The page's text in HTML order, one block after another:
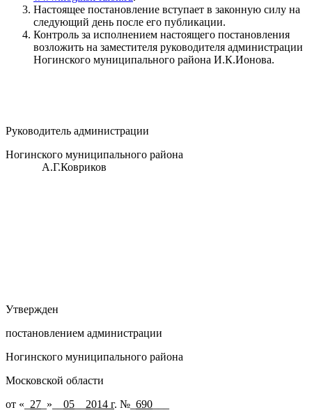
Настоящее постановление вступает в законную силу на
следующий день после его публикации.
Контроль за исполнением настоящего постановления
возложить на заместителя руководителя администрации
Ногинского муниципального района И.К.Ионова.
Руководитель администрации
Ногинского муниципального района
А.Г.Ковриков
Утвержден
постановлением администрации
Ногинского муниципального района
Московской области
от «_ 27 _»__ 05 2014 г. №_ 690